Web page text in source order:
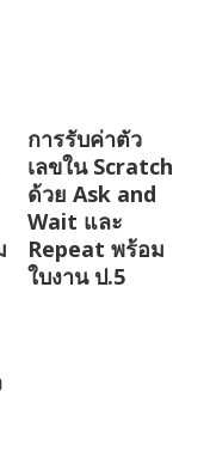
การรับค่าตัว
เลขใน Scratch
ด้วย Ask and
Wait และ
Repeat พร้อม
ใบงาน ป.5